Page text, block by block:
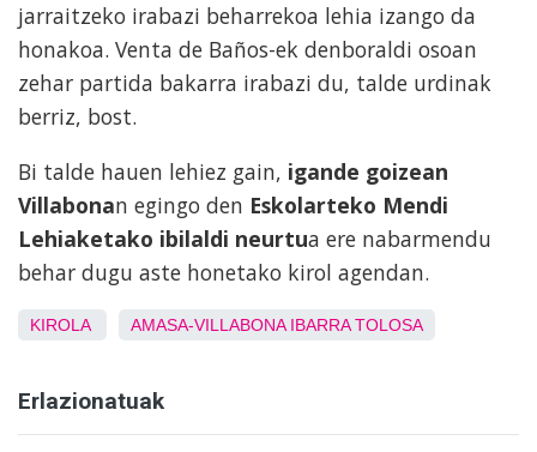
jarraitzeko irabazi beharrekoa lehia izango da
honakoa. Venta de Baños-ek denboraldi osoan
zehar partida bakarra irabazi du, talde urdinak
berriz, bost.
Bi talde hauen lehiez gain, igande goizean
Villabonan egingo den Eskolarteko Mendi
Lehiaketako ibilaldi neurtua ere nabarmendu
behar dugu aste honetako kirol agendan.
KIROLA AMASA-VILLABONA IBARRA TOLOSA
Erlazionatuak